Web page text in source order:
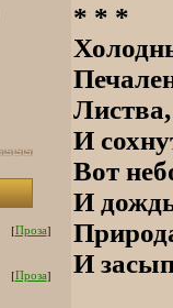
[Проза]
[Проза]
* * *
И
Вот
И
И